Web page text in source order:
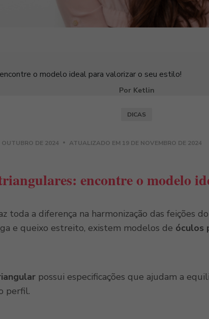
o modelo ideal para valorizar o seu estilo!
Por Ketlin
DICAS
OUTUBRO DE 2024 ATUALIZADO EM 19 DE NOVEMBRO DE 2024
encontre o modelo
toda a diferença na harmonização das feições
e queixo estreito, existem modelos de óculos
possui especificações que ajudam a
perfil.